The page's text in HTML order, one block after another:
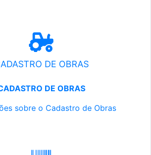
DE OBRAS
DE OBRAS
sobre o Cadastro de Obras